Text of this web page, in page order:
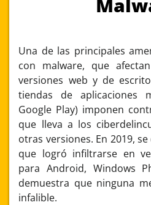
Una de las principales
con malware, que
versiones web y de
tiendas de aplicaciones
Google Play) imponen
que lleva a los
otras versiones. En 2019,
que logró infiltrarse en
para Android, Windows
demuestra que ninguna
infalible.